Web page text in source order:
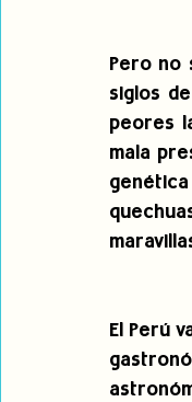
Pero no
siglos
peores
mala
El Perú